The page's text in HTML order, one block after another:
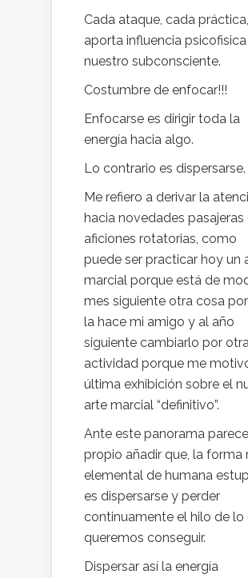
Cada ataque, cada práctica,
aporta influencia
nuestro subconsciente.
Costumbre de enfocar!!!
Enfocarse es dirigir toda la
energía hacia algo.
Lo contrario es dispersarse.
Me refiero a derivar la
hacia novedades pasajeras
aficiones rotatorias, como
puede ser practicar hoy un
marcial porque está de
mes siguiente otra cosa
la hace mi amigo y al año
siguiente cambiarlo por
actividad porque me
última exhibición sobre el
arte marcial “definitivo”.
Ante este panorama parece
propio añadir que, la forma
elemental de humana
es dispersarse y perder
continuamente el hilo de lo
queremos conseguir.
Dispersar así la energía